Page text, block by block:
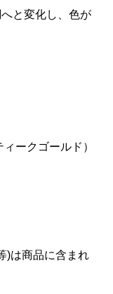
と変化し、色が
ークゴールド）
)は商品に含まれ